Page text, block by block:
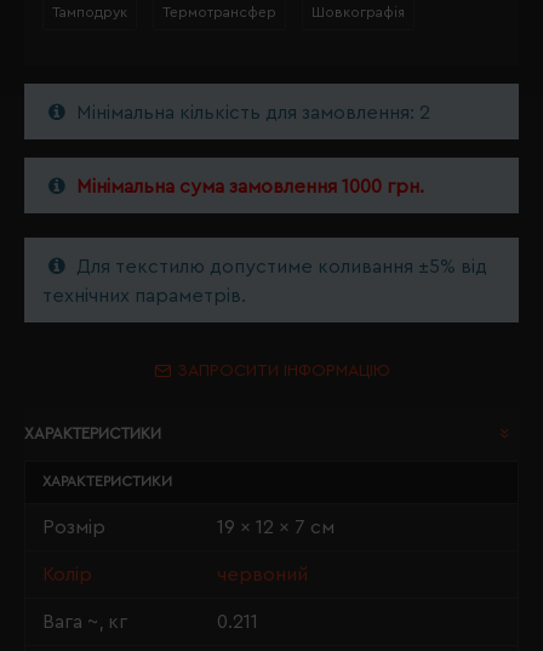
Тамподрук Термотрансфер Шовкографія
Мінімальна кількість для замовлення: 2
Мінімальна сума замовлення 1000 грн.
Для текстилю допустиме коливання ±5% від
технічних параметрів.
ЗАПРОСИТИ ІНФОРМАЦІЮ
ХАРАКТЕРИСТИКИ
ХАРАКТЕРИСТИКИ
Розмір 19 x 12 x 7 см
Колір червоний
Вага ~, кг 0.211